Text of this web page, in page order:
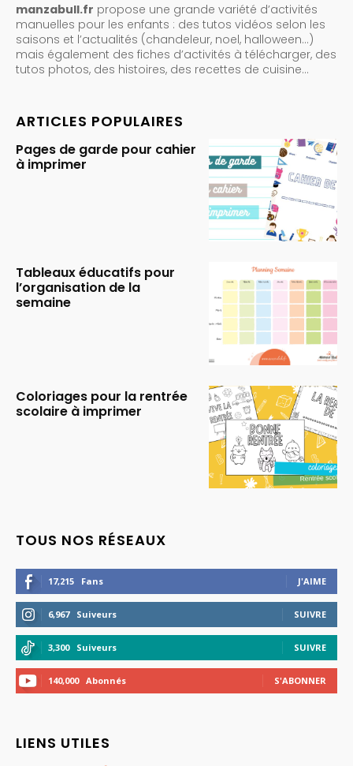
manzabull.fr propose une grande variété d’activités
manuelles pour les enfants : des tutos vidéos selon les
saisons et l’actualités (chandeleur, noel, halloween…)
mais également des fiches d’activités à télécharger, des
tutos photos, des histoires, des recettes de cuisine…
ARTICLES POPULAIRES
Pages de garde pour cahier
à imprimer
Tableaux éducatifs pour
l’organisation de la
semaine
Coloriages pour la rentrée
scolaire à imprimer
TOUS NOS RÉSEAUX
17,215 Fans J'AIME
6,967 Suiveurs SUIVRE
3,300 Suiveurs SUIVRE
140,000 Abonnés S'ABONNER
LIENS UTILES